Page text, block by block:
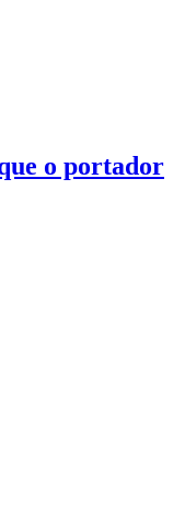
o portador